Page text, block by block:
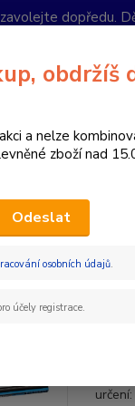
dopředu.
PO-
DEITY ŘÍDÍTKA
31,8
obdržíš
a nelze
zboží nad
Odeslat
osobních údajů.
účely registrace.